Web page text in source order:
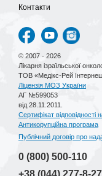
Контакти
© 2007 - 2026
Лікарня ізраїльської
ТОВ «Медікс-Рей
Ліцензія МОЗ України
АГ №599053
від 28.11.2011.
Сертифікат відповідності
Антикорупційна програма
Публічний договір про
0 (800) 500-110
+38 (044) 277-8-